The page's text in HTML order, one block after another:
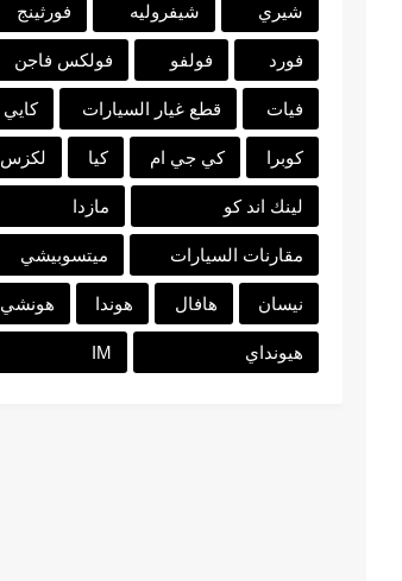
شيري شيفروليه فورثينج
فورد فولفو فولكس فاجن
فيات قطع غيار السيارات كايي
كوبرا كي جي ام كيا لكزس
لينك اند كو مازدا
مقارنات السيارات ميتسوبيشي
نيسان هافال هوندا هونشي
هيونداي IM